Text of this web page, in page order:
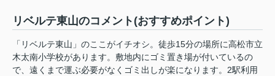
リベルテ東山のコメント(おすすめポイント)
「リベルテ東山」のここがイチオシ。徒歩15分の場所に高松市立
木太南小学校があります。敷地内にゴミ置き場が付いているの
で、遠くまで運ぶ必要がなくゴミ出しが楽になります。2駅利用